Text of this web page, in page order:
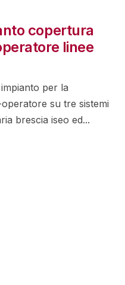
copertura
linee
per la
su tre sistemi
brescia iseo ed...